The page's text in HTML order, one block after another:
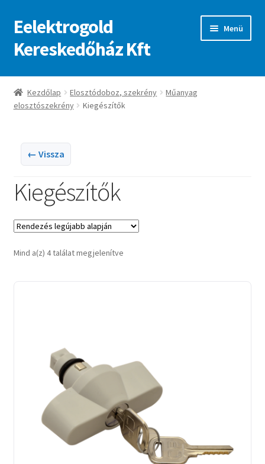
Ugrás
a
navigációhoz
Kilépés
a
tartalomba
Eelektrogold
Kereskedőház Kft
Menü
Kezdőlap
A fiókom
ajanlatkeres
Kezdőlap Elosztódoboz, szekrény
Műanyag
elosztószekrény
Kiegészítők
← Vissza
Kiegészítők
Mind a(z) 4 találat megjelenítveSorted